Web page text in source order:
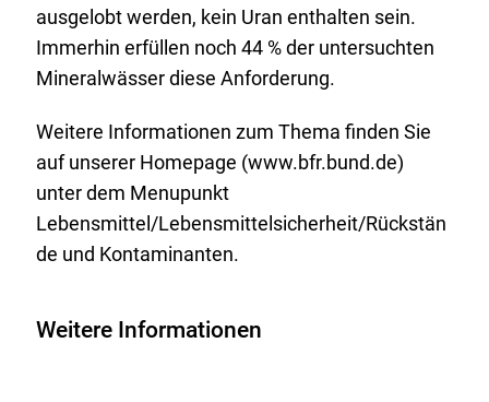
ausgelobt werden, kein Uran enthalten sein.
Immerhin erfüllen noch 44 % der untersuchten
Mineralwässer diese Anforderung.
Weitere Informationen zum Thema finden Sie
auf unserer Homepage (www.bfr.bund.de)
unter dem Menupunkt
Lebensmittel/Lebensmittelsicherheit/Rückstän
de und Kontaminanten.
Weitere Informationen